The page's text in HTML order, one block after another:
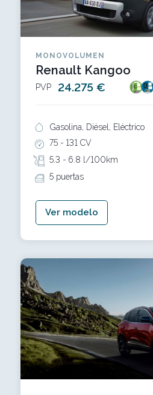
MONOVOLUMEN
Renault Kangoo
PVP 24.275 €
Gasolina, Diésel, Eléctrico
75 - 131 CV
5.3 - 6.8 l/100km
5 puertas
Ver modelo